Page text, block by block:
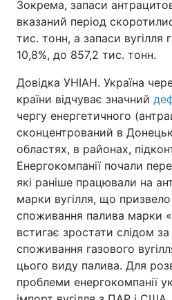
Зокрема, запаси
вказаний період
тис. тонн, а запаси вугілля
10,8%, до 857,2 тис. тонн.
Довідка УНІАН. Україна
країни відчуває значний
чергу енергетичного
сконцентрований в
областях, в районах,
Енергокомпанії почали
які раніше працювали на
марки вугілля, що
споживання палива марки
встигає зростати слідом
споживання газового
цього виду палива. Для
проблеми енергокомпанії